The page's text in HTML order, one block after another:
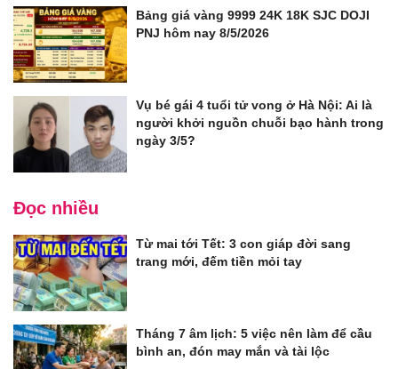
Bảng giá vàng 9999 24K 18K SJC DOJI
PNJ hôm nay 8/5/2026
Vụ bé gái 4 tuổi tử vong ở Hà Nội: Ai là
người khởi nguồn chuỗi bạo hành trong
ngày 3/5?
Đọc nhiều
Từ mai tới Tết: 3 con giáp đời sang
trang mới, đếm tiền mỏi tay
Tháng 7 âm lịch: 5 việc nên làm để cầu
bình an, đón may mắn và tài lộc